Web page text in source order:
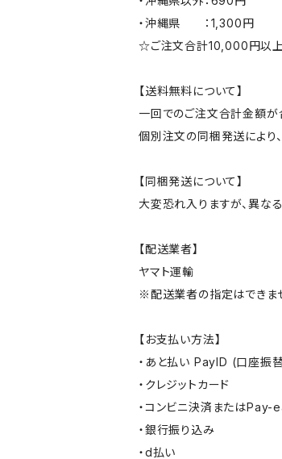
・沖縄県 ：1,300円
☆ご注文合計10,000円以
【送料無料について】
一回でのご注文合計金額が
個別注文の同梱発送により
【同梱発送について】
大変恐れ入りますが、異な
【配送業者】
ヤマト運輸
※配送業者の指定はできま
【お支払い方法】
・あと払い PayID (口座振
・クレジットカード
・コンビニ決済またはPay-
・銀行振り込み
・d払い